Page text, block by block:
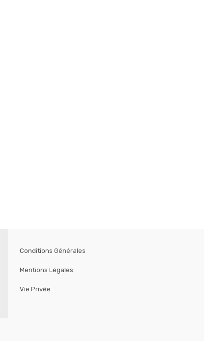
Conditions Générales
Mentions Légales
Vie Privée